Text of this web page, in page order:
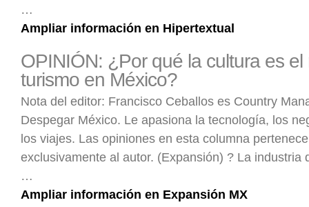
…
Ampliar información en Hipertextual
OPINIÓN: ¿Por qué la cultura es el
turismo en México?
Nota del editor: Francisco Ceballos es Country
Despegar México. Le apasiona la tecnología, los
los viajes. Las opiniones en esta columna
exclusivamente al autor. (Expansión) ? La industria
…
Ampliar información en Expansión MX